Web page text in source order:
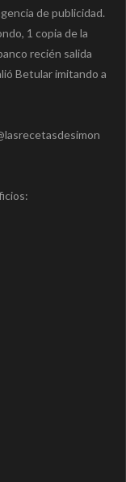
de publicidad.
1 copia de la
recién salida
Betular imitando a